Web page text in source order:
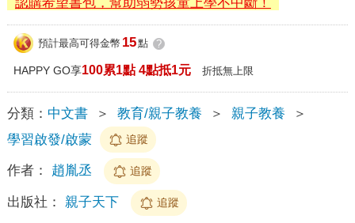
預計最高可得金幣 15點 ?
HAPPY GO享100累1點 4點抵1元 折抵無上限
分類： 中文書 ＞ 教育/親子教養 ＞ 親子教養
＞
學習啟發/啟蒙
追蹤
作者： 趙胤丞 追蹤
出版社： 親子天下 追蹤